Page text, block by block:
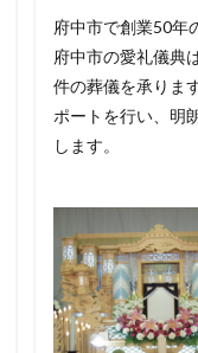
府中市で創業50年
府中市の愛礼儀典
件の葬儀を承りま
ポートを行い、明
します。